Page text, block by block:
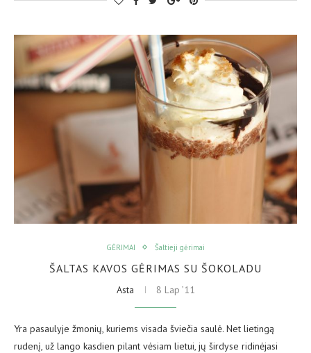
GĖRIMAI Šaltieji gėrimai
ŠALTAS KAVOS GĖRIMAS SU ŠOKOLADU
Asta 8 Lap ’11
Yra pasaulyje žmonių, kuriems visada šviečia saulė. Net lietingą
rudenį, už lango kasdien pilant vėsiam lietui, jų širdyse ridinėjasi